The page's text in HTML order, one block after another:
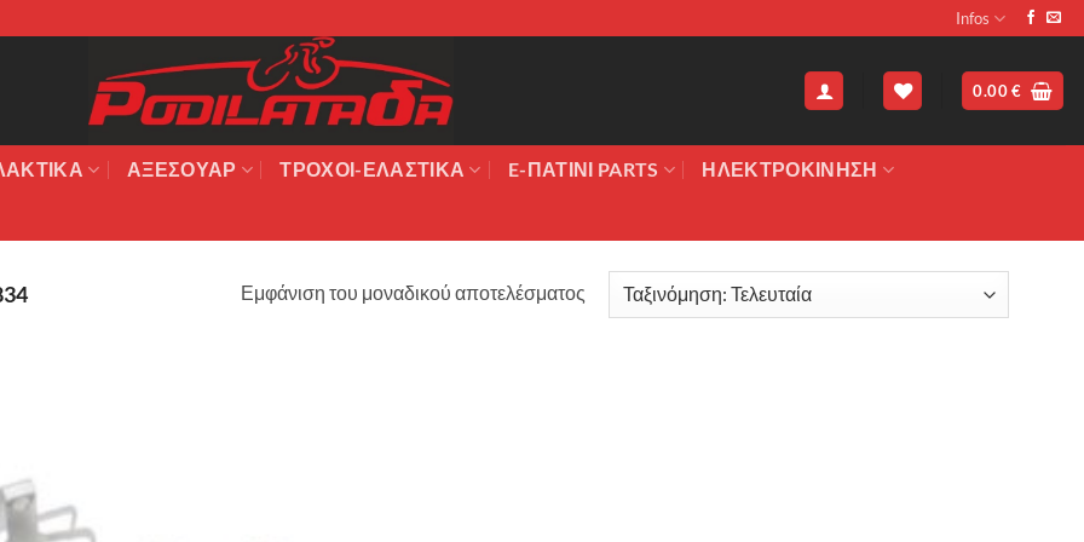
Infos
0.00€
ΑΞΕΣΟΥΆΡ ΤΡΟΧΟΙ-ΕΛΑΣΤΙΚΑ E-ΠΑΤΙΝΙ PARTS ΗΛΕΚΤΡΟΚΙΝΗΣΗ
Εμφάνιση του μοναδικού αποτελέσματος